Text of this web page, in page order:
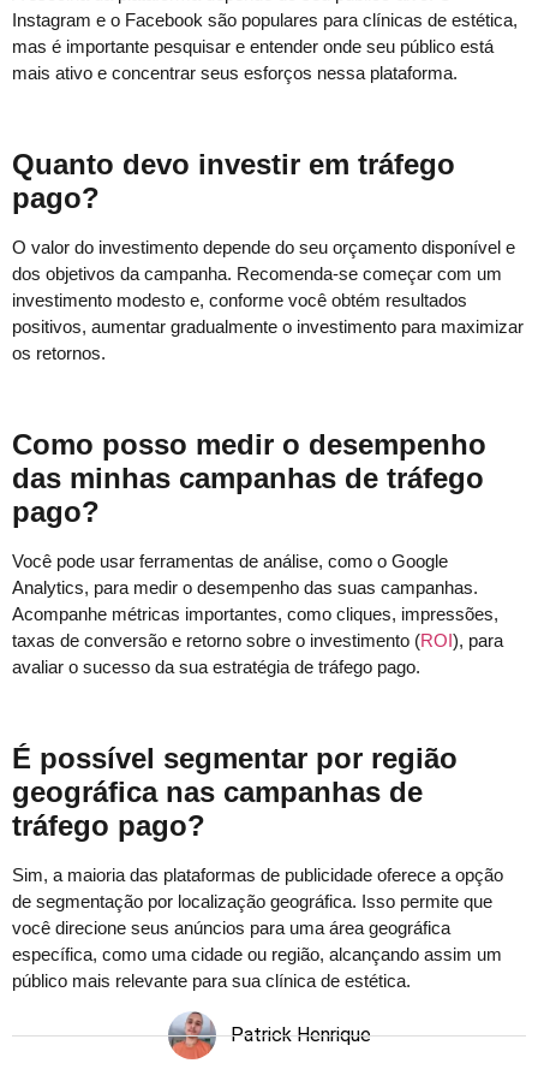
Instagram e o Facebook são populares para clínicas de estética,
mas é importante pesquisar e entender onde seu público está
mais ativo e concentrar seus esforços nessa plataforma.
Quanto devo investir em tráfego
pago?
O valor do investimento depende do seu orçamento disponível e
dos objetivos da campanha. Recomenda-se começar com um
investimento modesto e, conforme você obtém resultados
positivos, aumentar gradualmente o investimento para maximizar
os retornos.
Como posso medir o desempenho
das minhas campanhas de tráfego
pago?
Você pode usar ferramentas de análise, como o Google
Analytics, para medir o desempenho das suas campanhas.
Acompanhe métricas importantes, como cliques, impressões,
taxas de conversão e retorno sobre o investimento (ROI), para
avaliar o sucesso da sua estratégia de tráfego pago.
É possível segmentar por região
geográfica nas campanhas de
tráfego pago?
Sim, a maioria das plataformas de publicidade oferece a opção
de segmentação por localização geográfica. Isso permite que
você direcione seus anúncios para uma área geográfica
específica, como uma cidade ou região, alcançando assim um
público mais relevante para sua clínica de estética.
Patrick Henrique